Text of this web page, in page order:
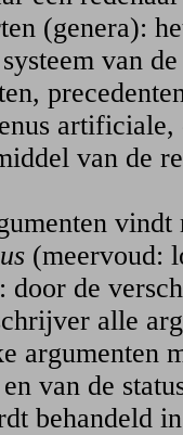
(genera):
van
artificiale,
van de
vindt
(meervoud:
door de
alle
argumenten
van de
behandeld